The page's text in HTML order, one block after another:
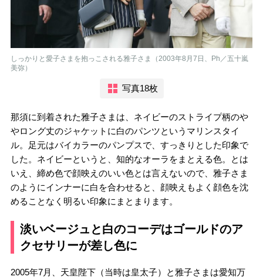
しっかりと愛子さまを抱っこされる雅子さま（2003年8月7日、Ph／五十嵐
美弥）
写真18枚
那須に到着された雅子さまは、ネイビーのストライプ柄のや
やロング丈のジャケットに白のパンツというマリンスタイ
ル。足元はバイカラーのパンプスで、すっきりとした印象で
した。ネイビーというと、知的なオーラをまとえる色。とは
いえ、締め色で顔映えのいい色とは言えないので、雅子さま
のようにインナーに白を合わせると、顔映えもよく顔色を沈
めることなく明るい印象にまとまります。
淡いベージュと白のコーデはゴールドのア
クセサリーが差し色に
2005年7月、天皇陛下（当時は皇太子）と雅子さまは愛知万